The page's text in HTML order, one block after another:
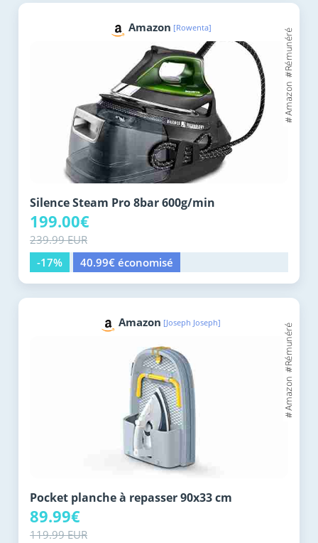
Amazon [Rowenta]
Silence Steam Pro 8bar 600g/min
199.00€
239.99 EUR
-17%
40.99€ économisé
Amazon [Joseph Joseph]
Pocket planche à repasser 90x33 cm
89.99€
119.99 EUR